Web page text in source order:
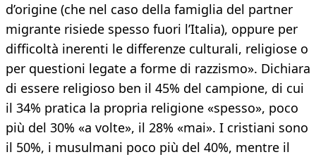
d’origine (che nel caso della famiglia del partner
migrante risiede spesso fuori l’Italia), oppure per
difficoltà inerenti le differenze culturali, religiose o
per questioni legate a forme di razzismo». Dichiara
di essere religioso ben il 45% del campione, di cui
il 34% pratica la propria religione «spesso», poco
più del 30% «a volte», il 28% «mai». I cristiani sono
il 50%, i musulmani poco più del 40%, mentre il